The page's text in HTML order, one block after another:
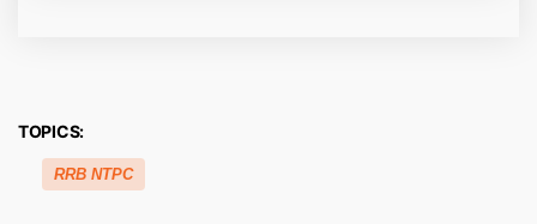
TOPICS:
RRB NTPC